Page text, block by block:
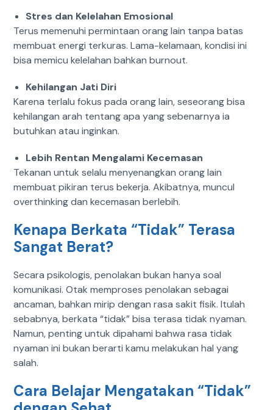
Stres dan Kelelahan Emosional
Terus memenuhi permintaan orang lain tanpa batas
membuat energi terkuras.Lama-kelamaan, kondisi ini
bisa memicu kelelahan bahkan burnout.
Kehilangan Jati Diri
Karena terlalu fokus pada orang lain, seseorang bisa
kehilangan arah tentang apa yang sebenarnya ia
butuhkan atau inginkan.
Lebih Rentan Mengalami Kecemasan
Tekanan untuk selalu menyenangkan orang lain
membuat pikiran terus bekerja.Akibatnya, muncul
overthinking dan kecemasan berlebih.
Kenapa Berkata “Tidak” Terasa
Sangat Berat?
Secara psikologis, penolakan bukan hanya soal
komunikasi.Otak memproses penolakan sebagai
ancaman, bahkan mirip dengan rasa sakit fisik. Itulah
sebabnya, berkata “tidak” bisa terasa tidak nyaman.
Namun, penting untuk dipahami bahwa rasa tidak
nyaman ini bukan berarti kamu melakukan hal yang
salah.
Cara Belajar Mengatakan “Tidak”